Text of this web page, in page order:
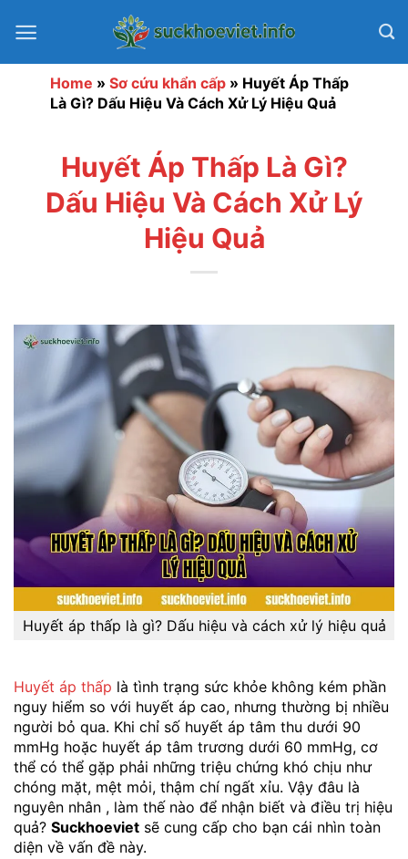
qua
Home » Sơ cứu khẩn cấp » Huyết Áp Thấp
Là Gì? Dấu Hiệu Và Cách Xử Lý Hiệu Quả
Huyết Áp Thấp Là Gì?
Dấu Hiệu Và Cách Xử Lý
Hiệu Quả
Huyết áp thấp là gì? Dấu hiệu và cách xử lý hiệu quả
Huyết áp thấp là tình trạng sức khỏe không kém phần
nguy hiểm so với huyết áp cao, nhưng thường bị nhiều
người bỏ qua. Khi chỉ số huyết áp tâm thu dưới 90
mmHg hoặc huyết áp tâm trương dưới 60 mmHg, cơ
thể có thể gặp phải những triệu chứng khó chịu như
chóng mặt, mệt mỏi, thậm chí ngất xỉu. Vậy đâu là
nguyên nhân , làm thế nào để nhận biết và điều trị hiệu
quả? Suckhoeviet sẽ cung cấp cho bạn cái nhìn toàn
diện về vấn đề này.